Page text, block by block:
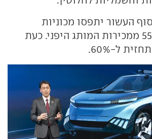
העשור יתפסו מכוניות
מחושמלות כ-55% ממכירות המותג היפני. כעת
ל-60%.